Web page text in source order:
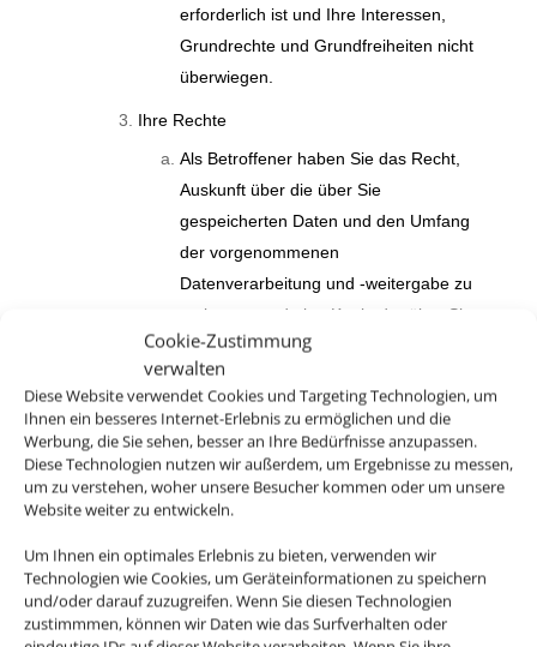
Cookie-Zustimmung
verwalten
Diese Website verwendet Cookies und Targeting Technologien, um
Ihnen ein besseres Internet-Erlebnis zu ermöglichen und die
Werbung, die Sie sehen, besser an Ihre Bedürfnisse anzupassen.
Diese Technologien nutzen wir außerdem, um Ergebnisse zu messen,
um zu verstehen, woher unsere Besucher kommen oder um unsere
Website weiter zu entwickeln.
Um Ihnen ein optimales Erlebnis zu bieten, verwenden wir
Technologien wie Cookies, um Geräteinformationen zu speichern
und/oder darauf zuzugreifen. Wenn Sie diesen Technologien
zustimmmen, können wir Daten wie das Surfverhalten oder
erforderlich ist und Ihre Interessen,
Grundrechte und Grundfreiheiten nicht
überwiegen.
Ihre Rechte
Als Betroffener haben Sie das Recht,
Auskunft über die über Sie
gespeicherten Daten und den Umfang
der vorgenommenen
Datenverarbeitung und -weitergabe zu
verlangen und eine Kopie der über Sie
gespeicherten personenbezogenen
Daten zu erhalten.
Außerdem haben das Recht,
unverzüglich die Berichtigung Sie
betreffender unrichtiger sowie die
Vervollständigung unvollständiger über
Sie gespeicherter personenbezogener
Daten zu verlangen.
Sie haben weiterhin das Recht, die